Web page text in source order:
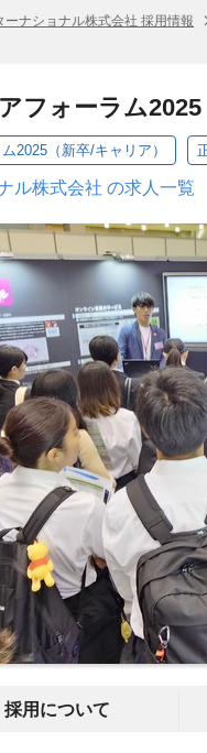
ーナショナル株式会社 採用情報
フォーラム2025
2025（新卒/キャリア）
ル株式会社 の求人一覧
採用について